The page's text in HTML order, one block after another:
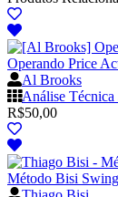
Operando Price
Al Brooks
Análise
R$50,00
Método Bisi